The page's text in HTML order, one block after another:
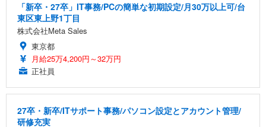
「新卒・27卒」IT事務/PCの簡単な初期設定/月30万以上可/台
東区東上野1丁目
株式会社Meta Sales
東京都
月給25万4,200円～32万円
正社員
27卒・新卒/ITサポート事務/パソコン設定とアカウント管理/
研修充実